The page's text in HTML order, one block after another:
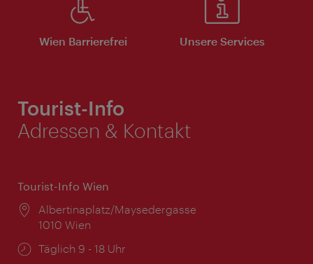
Wien Barrierefrei Unsere Services
Tourist-Info
Adressen & Kontakt
Tourist-Info Wien
Ort:
Albertinaplatz/Maysedergasse
1010 Wien
Öffnungszeiten:
Täglich 9 - 18 Uhr